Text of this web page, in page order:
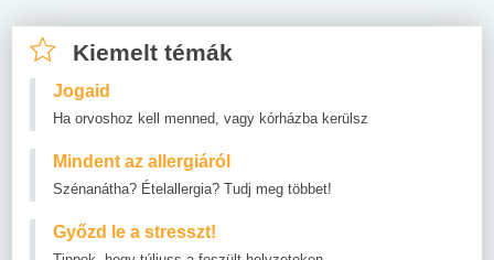
Kiemelt témák
Jogaid
Ha orvoshoz kell menned, vagy kórházba kerülsz
Mindent az allergiáról
Szénanátha? Ételallergia? Tudj meg többet!
Győzd le a stresszt!